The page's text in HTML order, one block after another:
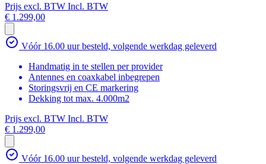
Prijs excl. BTW Incl. BTW
€ 1.299,00
Vóór 16.00 uur besteld, volgende werkdag geleverd
Handmatig in te stellen per provider
Antennes en coaxkabel inbegrepen
Storingsvrij en CE markering
Dekking tot max. 4.000m2
Prijs excl. BTW Incl. BTW
€ 1.299,00
Vóór 16.00 uur besteld, volgende werkdag geleverd